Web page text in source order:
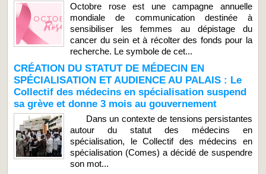
Octobre rose est une campagne annuelle
mondiale de communication destinée à
sensibiliser les femmes au dépistage du
cancer du sein et à récolter des fonds pour la
recherche. Le symbole de cet...
CRÉATION DU STATUT DE MÉDECIN EN
SPÉCIALISATION ET AUDIENCE AU PALAIS : Le
Collectif des médecins en spécialisation suspend
sa grève et donne 3 mois au gouvernement
Dans un contexte de tensions persistantes
autour du statut des médecins en
spécialisation, le Collectif des médecins en
spécialisation (Comes) a décidé de suspendre
son mot...